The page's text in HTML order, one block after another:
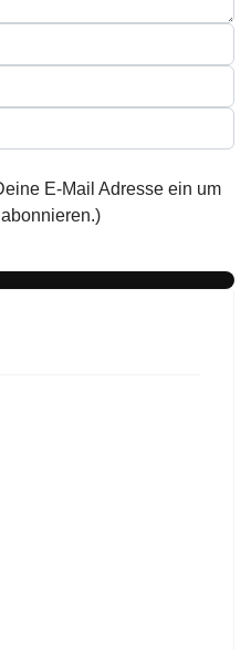
E-Mail Adresse ein um